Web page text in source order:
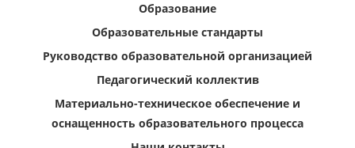
Образование
Образовательные стандарты
Руководство образовательной организацией
Педагогический коллектив
Материально-техническое обеспечение и
оснащенность образовательного процесса